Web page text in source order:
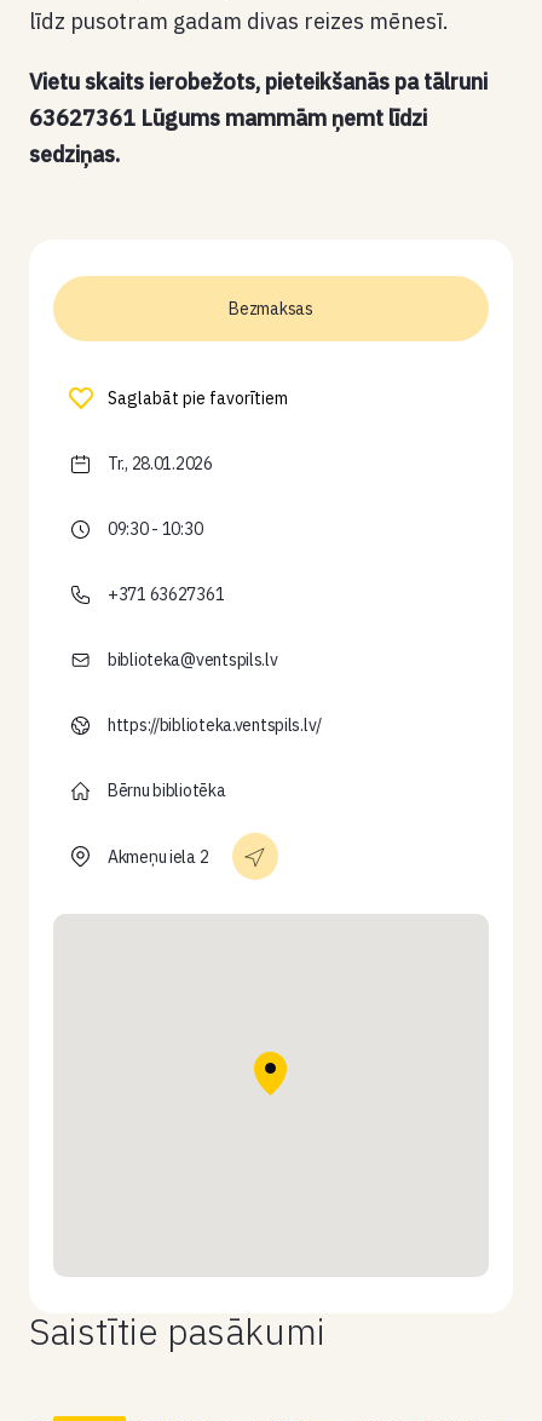
līdz pusotram gadam divas reizes mēnesī.
Vietu skaits ierobežots, pieteikšanās pa tālruni
63627361 Lūgums mammām ņemt līdzi
sedziņas.
Bezmaksas
Saglabāt pie favorītiem
Tr., 28.01.2026
09:30 - 10:30
+371 63627361
biblioteka@ventspils.lv
https://biblioteka.ventspils.lv/
Bērnu bibliotēka
Akmeņu iela 2
Saistītie pasākumi